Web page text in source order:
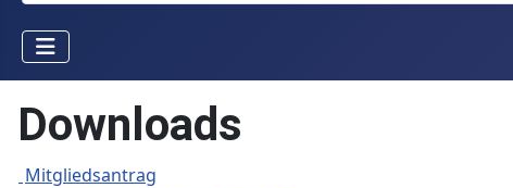
Downloads
Mitgliedsantrag